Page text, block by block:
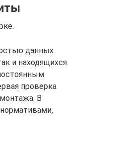
данных
и находящихся
проверка
В